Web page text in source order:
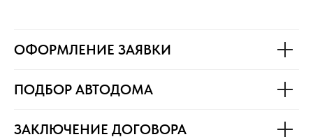
ОФОРМЛЕНИЕ ЗАЯВКИ
ПОДБОР АВТОДОМА
ЗАКЛЮЧЕНИЕ ДОГОВОРА